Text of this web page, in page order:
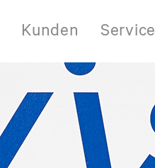
Kunden Service